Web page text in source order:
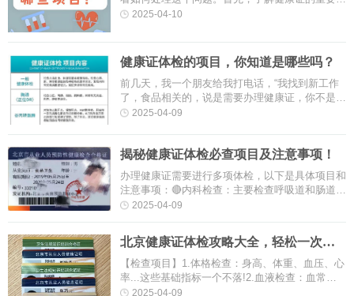
性。健康证是保护性健康检查的证明，确保从业者
2025-04-10
健康证体检的项目，你知道是哪些吗？
前几天，我一个朋友给我打电话，“我找到新工作
了，食品相关的，说是需要办理健康证，你不是医
生吗?办理健康证都有哪些检查项目啊?”我告诉
2025-04-09
揭秘健康证体检必查项目及注意事项！
办理健康证需要进行多项体检，以下是具体项目和
注意事项：🔴内科检查：主要检查呼吸道和肠道传
染性疾病，排除渗出性、化脓性皮肤病及传染性皮
2025-04-09
北京健康证体检攻略大全，轻松一次过
关！
【检查项目】1️.体格检查：身高、体重、血压、心
率...这些基础指标一个不落!2️.血液检查：血常
规、肝功能、肾功能...抽血虽痛，但健康更重
2025-04-09